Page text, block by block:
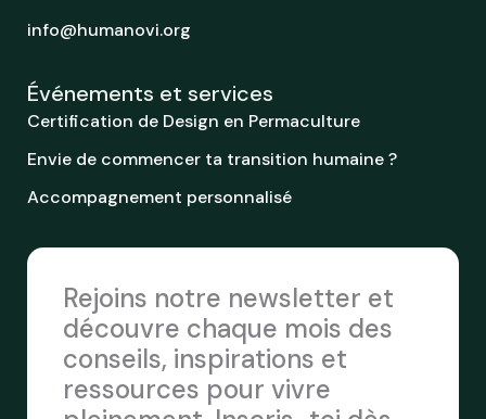
info@humanovi.org
Événements et services
Certification de Design en Permaculture
Envie de commencer ta transition humaine ?
Accompagnement personnalisé
Rejoins notre newsletter et
découvre chaque mois des
conseils, inspirations et
ressources pour vivre